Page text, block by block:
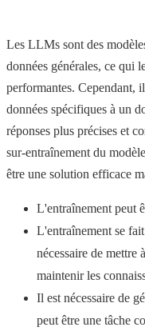
Les LLMs sont des
données générales, ce qui
performantes. Cependant,
données spécifiques à un
réponses plus précises et
sur-entraînement du
être une solution efficace
L'entraînement peut
L'entraînement se
nécessaire de
maintenir les
Il est nécessaire de
peut être une tâche